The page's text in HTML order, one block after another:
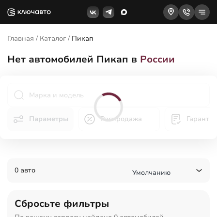
Главная / Каталог / Пикап
Нет автомобилей Пикап в России
Параметры Распродажа Гарантия
0 авто Умолчанию
Сбросьте фильтры